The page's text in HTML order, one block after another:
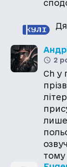
2
Ch у
лише
тому